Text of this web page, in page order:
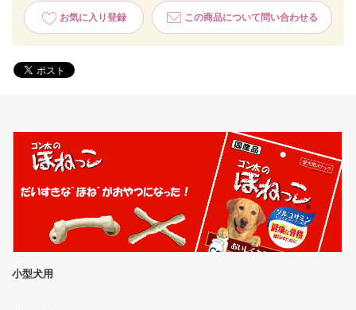
お気に入り登録 この商品について問い合わせる
小型犬用